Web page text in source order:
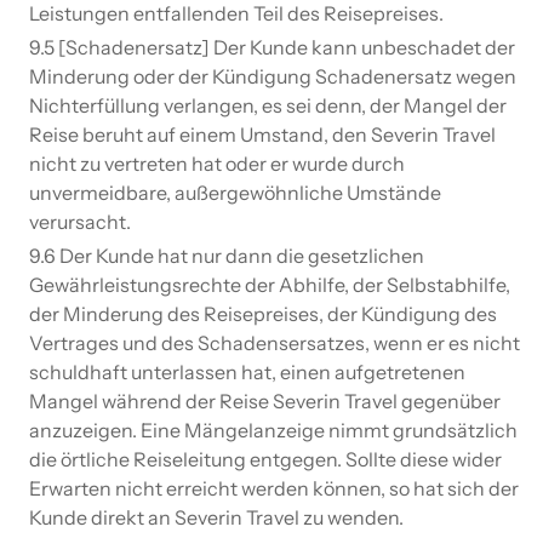
Leistungen entfallenden Teil des Reisepreises.
9.5 [Schadenersatz] Der Kunde kann unbeschadet der
Minderung oder der Kündigung Schadenersatz wegen
Nichterfüllung verlangen, es sei denn, der Mangel der
Reise beruht auf einem Umstand, den Severin Travel
nicht zu vertreten hat oder er wurde durch
unvermeidbare, außergewöhnliche Umstände
verursacht.
9.6 Der Kunde hat nur dann die gesetzlichen
Gewährleistungsrechte der Abhilfe, der Selbstabhilfe,
der Minderung des Reisepreises, der Kündigung des
Vertrages und des Schadensersatzes, wenn er es nicht
schuldhaft unterlassen hat, einen aufgetretenen
Mangel während der Reise Severin Travel gegenüber
anzuzeigen. Eine Mängelanzeige nimmt grundsätzlich
die örtliche Reiseleitung entgegen. Sollte diese wider
Erwarten nicht erreicht werden können, so hat sich der
Kunde direkt an Severin Travel zu wenden.